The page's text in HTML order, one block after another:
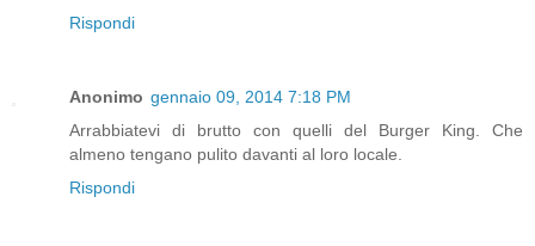
Rispondi
Anonimo gennaio 09, 2014 7:18 PM
Arrabbiatevi di brutto con quelli del Burger King. Che
almeno tengano pulito davanti al loro locale.
Rispondi